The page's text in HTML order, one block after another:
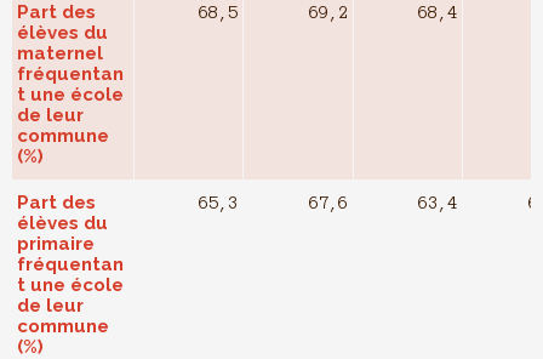
Part des
élèves du
maternel
fréquentan
t une école
de leur
commune
(%)
68,5 69,2 68,4
Part des
élèves du
primaire
fréquentan
t une école
de leur
commune
(%)
65,3 67,6 63,4